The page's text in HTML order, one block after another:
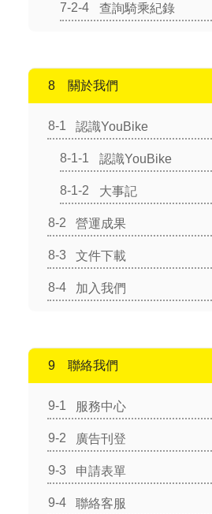
查詢騎乘紀錄
關於我們
認識YouBike
認識YouBike
大事記
營運成果
文件下載
加入我們
聯絡我們
服務中心
廣告刊登
申請表單
聯絡客服